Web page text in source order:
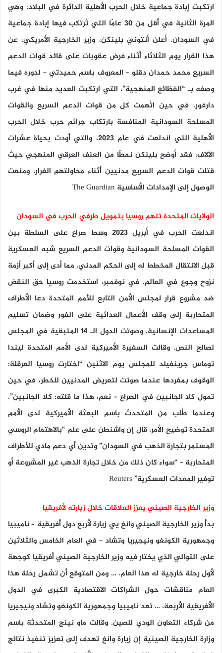
ارتكبت إبادة جماعية خلال الحرب الأهلية الدائرة في البلاد، وهي
المرة الثانية في أقل من 30 عامًا التي تُرتكب فيها إبادة جماعية
في السودان. أعلن أنتوني بلينكن، وزير الخارجية الأمريكي، عن
هذا القرار يوم الثلاثاء أثناء فرض عقوبات على قائد قوات الدعم
السريع محمد حمدان دقلو – المعروف باسم حميدتي – لدوره فيما
وصفه بـ “الفظائع المنهجية”، التي ارتكبت العديد منها في غرب
دارفور. في حين اتُهمت كل من قوات الدعم السريع والقوات
المسلحة السودانية المنافسة بارتكاب جرائم حرب خلال الحرب
الأهلية التي اندلعت في عام 2023، والتي أودت بحياة عشرات
الآلاف، فقد أوضح بلينكن نمطًا من العنف العرقي المنهجي حيث
قتلت قوات الدعم السريع مدنيين أثناء محاولتهم الفرار، ومنعت
الوصول إلى الإمدادات الأساسية The Guardian
الولايات المتحدة تتهم روسيا بتمويل طرفي الحرب في السودان
اندلعت الحرب في أبريل 2023 وسط صراع على السلطة بين
القوات المسلحة السودانية وقوات الدعم السريع شبه العسكرية
قبل الانتقال المخطط له إلى الحكم المدني، مما أدى إلى أكبر أزمة
نزوح وجوع في العالم. في نوفمبر، استخدمت روسيا حق النقض
ضد مشروع قرار لمجلس الأمن التابع للأمم المتحدة دعا الأطراف
المتحاربة إلى وقف الأعمال العدائية على الفور وضمان تسليم
المساعدات الإنسانية. وصوتت الدول الـ 14 المتبقية في المجلس
لصالح النص. وقالت السفيرة الأميركية لدى الأمم المتحدة ليندا
توماس جرينفيلد للمجلس يوم الاثنين “اختارت روسيا العرقلة:
الوقوف بمفردها عندما صوتت لتعريض المدنيين للخطر، في حين
تمول كلا الجانبين في الصراع – نعم، هذا ما قلته: كلا الجانبين”.
وعندما طُلب من المتحدث باسم البعثة الأميركية لدى الأمم
المتحدة توضيح الأمر، قال إن واشنطن على علم “بالاهتمام الروسي
المستمر بتجارة الذهب في السودان” وتدين أي دعم مادي للأطراف
المتحاربة – “سواء كان ذلك من خلال تجارة الذهب غير المشروعة أو
توفير المعدات العسكرية” Reuters
وزير الخارجية الصيني يعزز العلاقات خلال زيارته لأفريقيا
بدأ وزير الخارجية الصيني وانغ يي زيارة لأربع دول أفريقية – ناميبيا
وجمهورية الكونغو ونيجيريا وتشاد – في العام الخامس والثلاثين
على التوالي الذي يختار فيه وزير الخارجية الصيني أفريقيا كوجهة
لأول رحلة خارجية له هذا العام. … ومن المتوقع أن تشمل رحلة هذا
العام مناقشات حول الشراكات الاقتصادية الكبرى في الدول
الأفريقية الأربعة. … تعد ناميبيا وجمهورية الكونغو وتشاد ونيجيريا
من شركاء التعاون الودي للصين. وقالت ماو نينج المتحدثة باسم
وزارة الخارجية الصينية إن زيارة وانغ تهدف إلى تعزيز تنفيذ نتائج